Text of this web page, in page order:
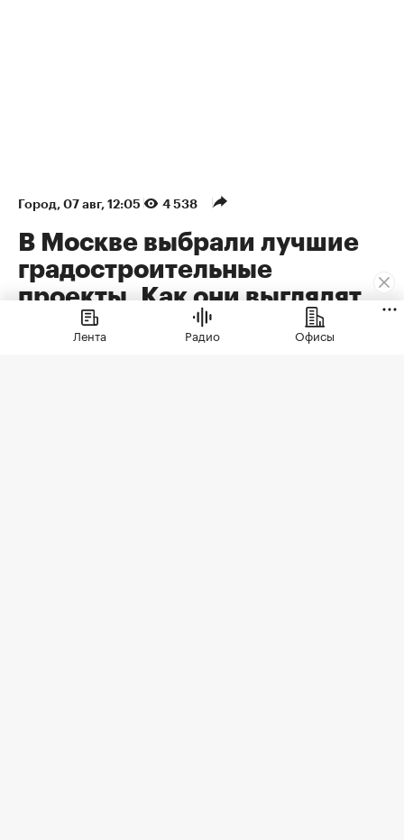
Город⁠, 07 авг, 12:05 4 538
В Москве выбрали лучшие
градостроительные
проекты. Как они выглядят
В Москве выбрали лучшие градостроительные
Лента Радио Офисы